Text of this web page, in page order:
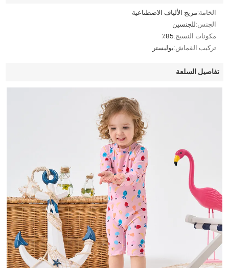
الخامة:مزيج الألياف الاصطناعية
الجنس:للجنسين
مكونات النسيج:٪85
تركيب القماش:بوليستر
تفاصيل السلعة